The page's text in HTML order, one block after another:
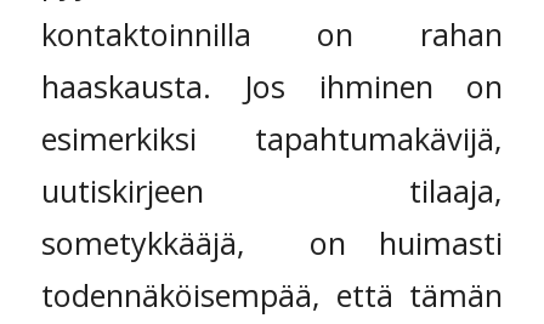
kontaktoinnilla on rahan
haaskausta. Jos ihminen on
esimerkiksi tapahtumakävijä,
uutiskirjeen tilaaja,
sometykkääjä, on huimasti
todennäköisempää, että tämän